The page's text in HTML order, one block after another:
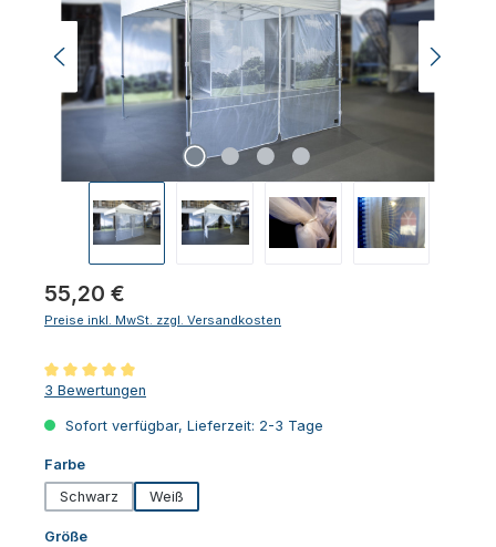
Regulärer Preis:
55,20 €
Preise inkl. MwSt. zzgl. Versandkosten
Durchschnittliche Bewertung von 5 von 5 Sternen
3 Bewertungen
Sofort verfügbar, Lieferzeit: 2-3 Tage
Farbeauswählen
Schwarz
Weiß
Größeauswählen